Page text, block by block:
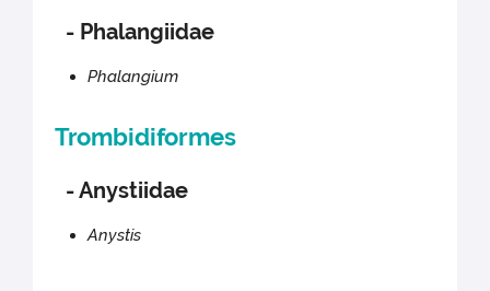
- Phalangiidae
Phalangium
Trombidiformes
- Anystiidae
Anystis